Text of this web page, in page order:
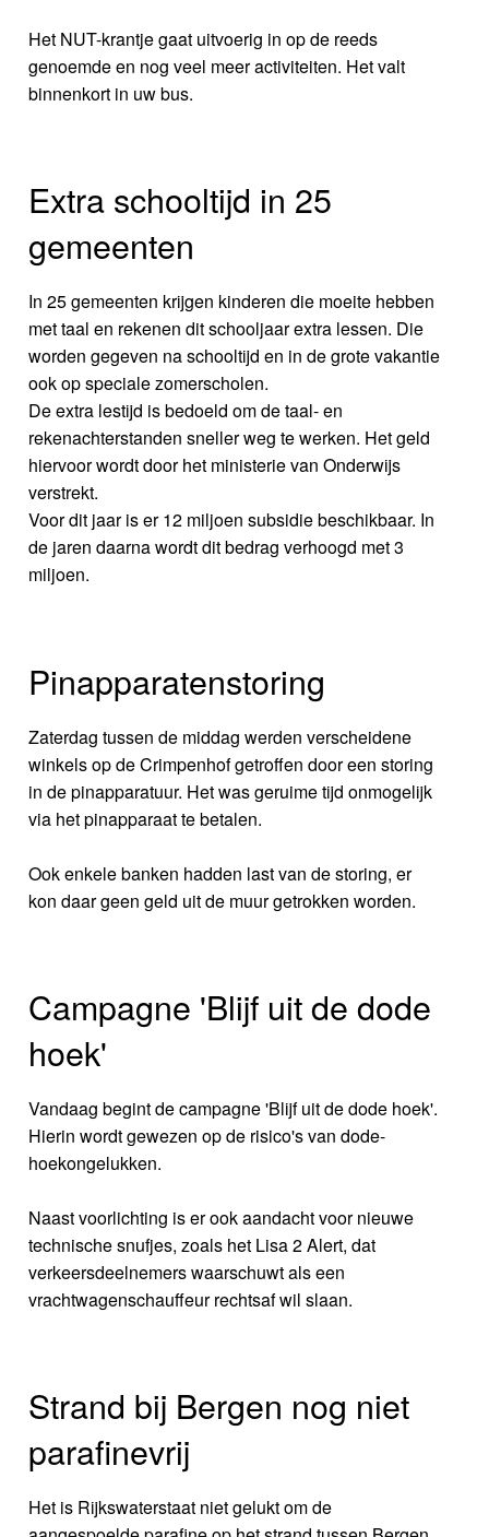
Het NUT-krantje gaat uitvoerig in op de reeds
genoemde en nog veel meer activiteiten. Het valt
binnenkort in uw bus.
Extra schooltijd in 25
gemeenten
In 25 gemeenten krijgen kinderen die moeite hebben
met taal en rekenen dit schooljaar extra lessen. Die
worden gegeven na schooltijd en in de grote vakantie
ook op speciale zomerscholen.
De extra lestijd is bedoeld om de taal- en
rekenachterstanden sneller weg te werken. Het geld
hiervoor wordt door het ministerie van Onderwijs
verstrekt.
Voor dit jaar is er 12 miljoen subsidie beschikbaar. In
de jaren daarna wordt dit bedrag verhoogd met 3
miljoen.
Pinapparatenstoring
Zaterdag tussen de middag werden verscheidene
winkels op de Crimpenhof getroffen door een storing
in de pinapparatuur. Het was geruime tijd onmogelijk
via het pinapparaat te betalen.
Ook enkele banken hadden last van de storing, er
kon daar geen geld uit de muur getrokken worden.
Campagne 'Blijf uit de dode
hoek'
Vandaag begint de campagne 'Blijf uit de dode hoek'.
Hierin wordt gewezen op de risico's van dode-
hoekongelukken.
Naast voorlichting is er ook aandacht voor nieuwe
technische snufjes, zoals het Lisa 2 Alert, dat
verkeersdeelnemers waarschuwt als een
vrachtwagenschauffeur rechtsaf wil slaan.
Strand bij Bergen nog niet
parafinevrij
Het is Rijkswaterstaat niet gelukt om de